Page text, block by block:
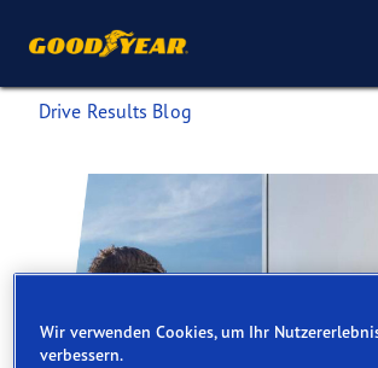
Drive Results Blog
Wir verwenden Cookies, um Ihr
verbessern.